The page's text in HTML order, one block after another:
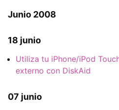
Junio 2008
18 junio
Utiliza tu iPhone/iPod
externo con DiskAid
07 junio